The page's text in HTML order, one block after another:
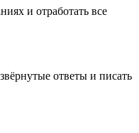
и отработать все
ответы и писать